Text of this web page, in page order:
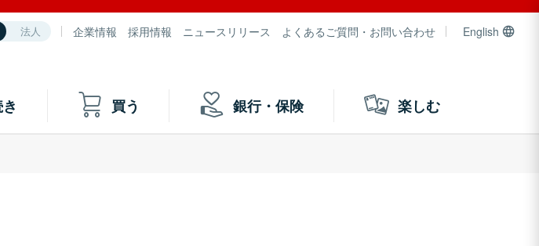
法人 企業情報 採用情報 ニュースリリース よくあるご質問・お問い合わせ English
買う 銀行・保険 楽しむ